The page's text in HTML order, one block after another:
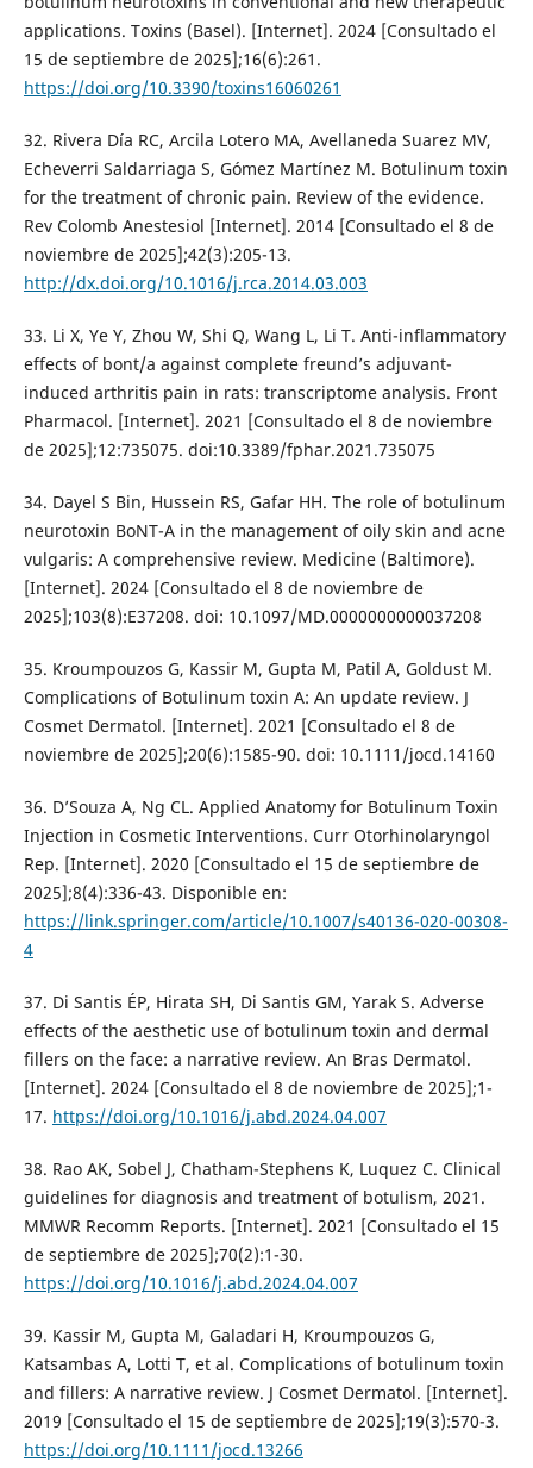
applications. Toxins (Basel). [Internet]. 2024 [Consultado el
15 de septiembre de 2025];16(6):261.
https://doi.org/10.3390/toxins16060261
32. Rivera Día RC, Arcila Lotero MA, Avellaneda Suarez MV,
Echeverri Saldarriaga S, Gómez Martínez M. Botulinum toxin
for the treatment of chronic pain. Review of the evidence.
Rev Colomb Anestesiol [Internet]. 2014 [Consultado el 8 de
noviembre de 2025];42(3):205-13.
http://dx.doi.org/10.1016/j.rca.2014.03.003
33. Li X, Ye Y, Zhou W, Shi Q, Wang L, Li T. Anti-inflammatory
effects of bont/a against complete freund’s adjuvant-
induced arthritis pain in rats: transcriptome analysis. Front
Pharmacol. [Internet]. 2021 [Consultado el 8 de noviembre
de 2025];12:735075. doi:10.3389/fphar.2021.735075
34. Dayel S Bin, Hussein RS, Gafar HH. The role of botulinum
neurotoxin BoNT-A in the management of oily skin and acne
vulgaris: A comprehensive review. Medicine (Baltimore).
[Internet]. 2024 [Consultado el 8 de noviembre de
2025];103(8):E37208. doi: 10.1097/MD.0000000000037208
35. Kroumpouzos G, Kassir M, Gupta M, Patil A, Goldust M.
Complications of Botulinum toxin A: An update review. J
Cosmet Dermatol. [Internet]. 2021 [Consultado el 8 de
noviembre de 2025];20(6):1585-90. doi: 10.1111/jocd.14160
36. D’Souza A, Ng CL. Applied Anatomy for Botulinum Toxin
Injection in Cosmetic Interventions. Curr Otorhinolaryngol
Rep. [Internet]. 2020 [Consultado el 15 de septiembre de
2025];8(4):336-43. Disponible en:
https://link.springer.com/article/10.1007/s40136-020-00308-
4
37. Di Santis ÉP, Hirata SH, Di Santis GM, Yarak S. Adverse
effects of the aesthetic use of botulinum toxin and dermal
fillers on the face: a narrative review. An Bras Dermatol.
[Internet]. 2024 [Consultado el 8 de noviembre de 2025];1-
17. https://doi.org/10.1016/j.abd.2024.04.007
38. Rao AK, Sobel J, Chatham-Stephens K, Luquez C. Clinical
guidelines for diagnosis and treatment of botulism, 2021.
MMWR Recomm Reports. [Internet]. 2021 [Consultado el 15
de septiembre de 2025];70(2):1-30.
https://doi.org/10.1016/j.abd.2024.04.007
39. Kassir M, Gupta M, Galadari H, Kroumpouzos G,
Katsambas A, Lotti T, et al. Complications of botulinum toxin
and fillers: A narrative review. J Cosmet Dermatol. [Internet].
2019 [Consultado el 15 de septiembre de 2025];19(3):570-3.
https://doi.org/10.1111/jocd.13266